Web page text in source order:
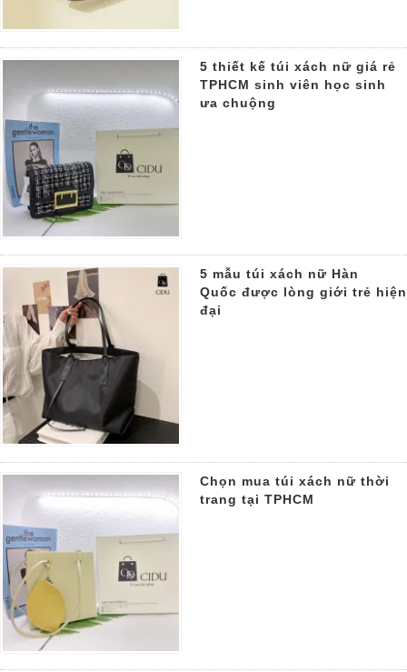
5 thiết kế túi xách nữ giá rẻ
TPHCM sinh viên học sinh
ưa chuộng
5 mẫu túi xách nữ Hàn
Quốc được lòng giới trẻ hiện
đại
Chọn mua túi xách nữ thời
trang tại TPHCM